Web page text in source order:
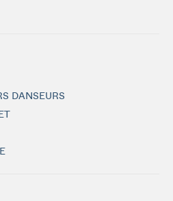
DANSEURS